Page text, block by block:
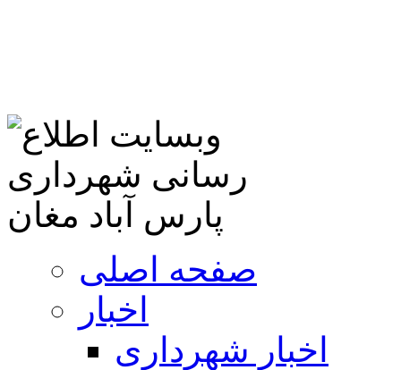
صفحه اصلی
اخبار
اخبار شهرداری